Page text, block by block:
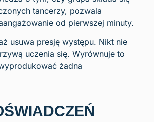
tancerzy, pozwala
od pierwszej minuty.
usuwa presję występu. Nikt nie
uczenia się. Wyrównuje to
żadna